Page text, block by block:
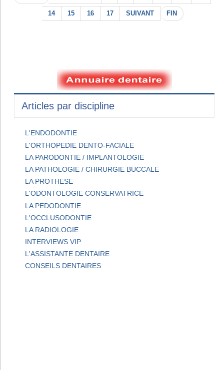
14 15 16 17 SUIVANT FIN
Articles par discipline
L'ENDODONTIE
L'ORTHOPEDIE DENTO-FACIALE
LA PARODONTIE / IMPLANTOLOGIE
LA PATHOLOGIE / CHIRURGIE BUCCALE
LA PROTHESE
L'ODONTOLOGIE CONSERVATRICE
LA PEDODONTIE
L'OCCLUSODONTIE
LA RADIOLOGIE
INTERVIEWS VIP
L'ASSISTANTE DENTAIRE
CONSEILS DENTAIRES